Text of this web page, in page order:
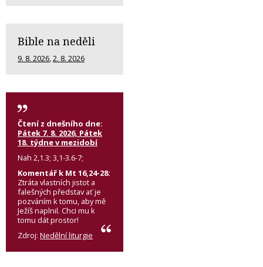
Bible na neděli
9. 8. 2026,2. 8. 2026
Čtení z dnešního dne:
Pátek 7. 8. 2026, Pátek
18. týdne v mezidobí
Nah 2,1.3; 3,1-3.6-7;
Komentář k Mt 16,24-28:
Ztráta vlastních jistot a
falešných představ ať je
pozváním k tomu, aby mě
Ježíš naplnil. Chci mu k
tomu dát prostor!
Zdroj: Nedělní liturgie